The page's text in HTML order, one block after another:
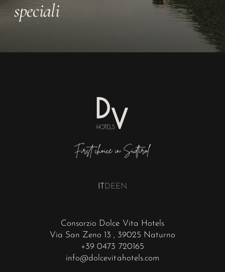
Consorzio Dolce Vita Hotels
Via San Zeno 13 , 39025 Naturno
+39 0473 720165
info@dolcevitahotels.com
ITDEEN